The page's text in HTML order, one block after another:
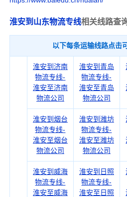
淮安到山东物流专线相关线路查
以下每条运输线路点击
淮安到济南
物流专线-
淮安至济南
物流公司
淮安到青岛
物流专线-
淮安至青岛
物流公司
淮安到烟台
物流专线-
淮安至烟台
物流公司
淮安到潍坊
物流专线-
淮安至潍坊
物流公司
淮安到威海
物流专线-
淮安至威海
淮安到日照
物流专线-
淮安至日照